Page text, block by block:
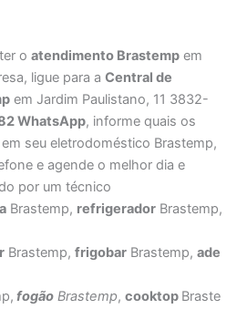
ter oatendimento Brastemp em
ligue para aCentral de
em Jardim Paulistano, 11 3832-
WhatsApp, informe quais os
seu eletrodoméstico Brastemp,
e agende o melhor dia e
por um técnico
Brastemp, refrigerador Brastemp,
Brastemp,frigobar Brastemp,ade
fogão Brastemp,cooktop Braste